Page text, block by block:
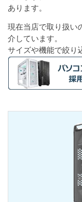
あります。
現在当店で取り扱い
介しています。
サイズや機能で絞り